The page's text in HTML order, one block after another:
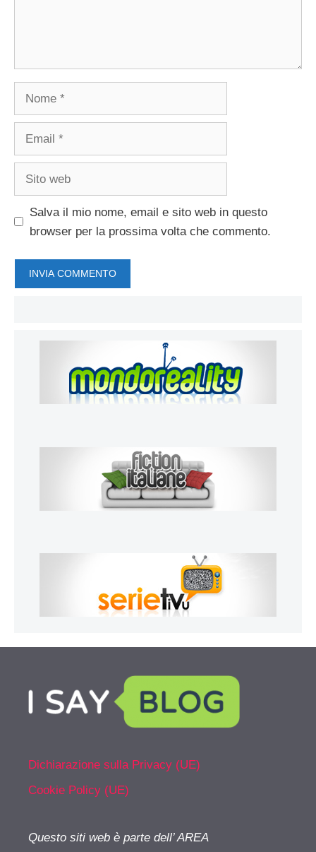
Salva il mio nome, email e sito web in questo
browser per la prossima volta che commento.
Dichiarazione sulla Privacy (UE)
Cookie Policy (UE)
Questo siti web è parte dell’ AREA